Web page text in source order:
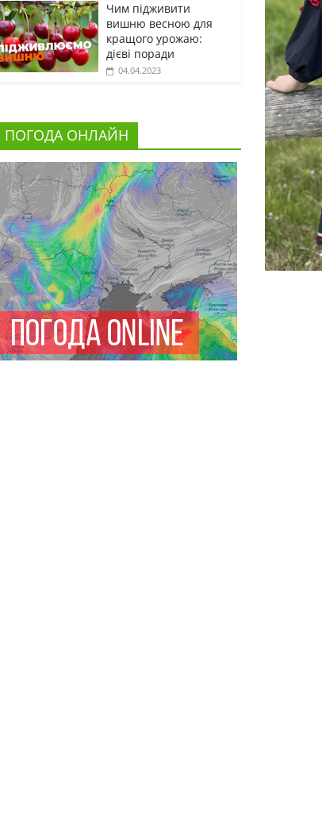
Чим підживити
вишню весною для
кращого урожаю:
дієві поради
04.04.2023
ПОГОДА ОНЛАЙН